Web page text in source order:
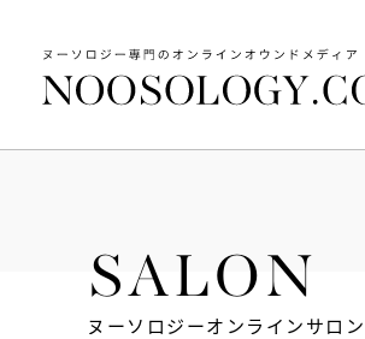
SALON
ヌーソロジーオンラインサロン